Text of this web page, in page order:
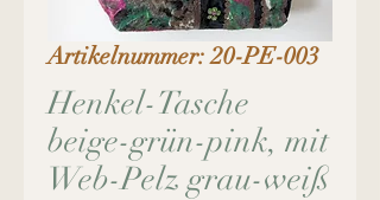
Artikelnummer: 20-PE-003
Henkel-Tasche
beige-grün-pink, mit
Web-Pelz grau-weiß